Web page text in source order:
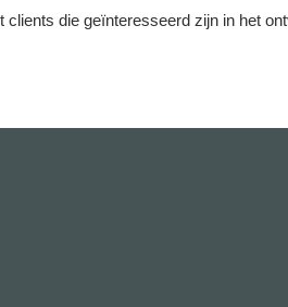
die geïnteresseerd zijn in het